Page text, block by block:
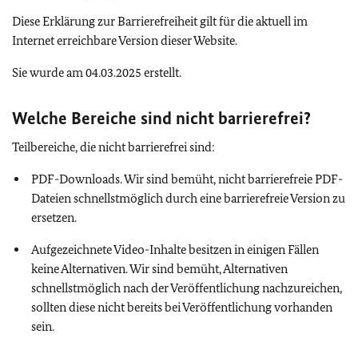
Diese Erklärung zur Barrierefreiheit gilt für die aktuell im
Internet erreichbare Version dieser Website.
Sie wurde am 04.03.2025 erstellt.
Welche Bereiche sind nicht barrierefrei?
Teilbereiche, die nicht barrierefrei sind:
PDF-Downloads. Wir sind bemüht, nicht barrierefreie PDF-
Dateien schnellstmöglich durch eine barrierefreie Version zu
ersetzen.
Aufgezeichnete Video-Inhalte besitzen in einigen Fällen
keine Alternativen. Wir sind bemüht, Alternativen
schnellstmöglich nach der Veröffentlichung nachzureichen,
sollten diese nicht bereits bei Veröffentlichung vorhanden
sein.